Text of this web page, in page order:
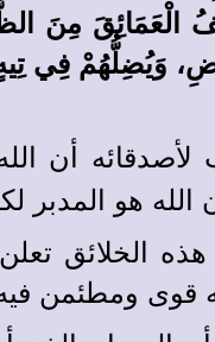
25 يَتَلَمَّسُونَ فِي الظَّلاَمِ وَلَيْسَ
لأصدقائه أن
هو المدبر
الخلائق
قوى ومطئمن